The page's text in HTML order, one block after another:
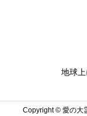
地球
Copyright ©愛の大